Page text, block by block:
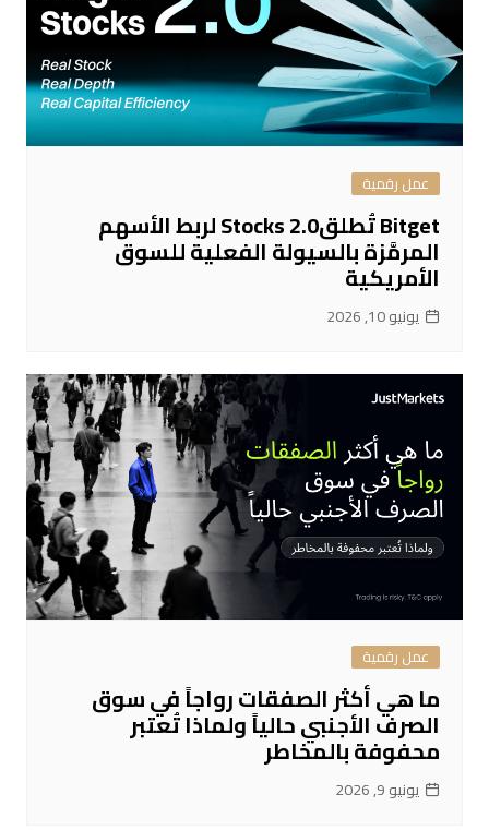
عمل رقمية
Bitget تُطلقStocks 2.0 لربط الأسهم
المرمَّزة بالسيولة الفعلية للسوق
الأمريكية
يونيو 10, 2026
عمل رقمية
ما هي أكثر الصفقات رواجاً في سوق
الصرف الأجنبي حالياً ولماذا تُعتبر
محفوفة بالمخاطر
يونيو 9, 2026